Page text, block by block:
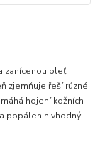
zanícenou pleť
zjemňuje řeší různé
hojení kožních
popálenin vhodný i